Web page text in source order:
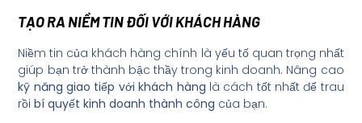
TẠO RA NIỀM TIN ĐỐI VỚI KHÁCH HÀNG
Niềm tin của khách hàng chính là yếu tố quan trọng nhất
giúp bạn trở thành bậc thầy trong kinh doanh. Nâng cao
kỹ năng giao tiếp với khách hàng là cách tốt nhất để trau
rồibí quyết kinh doanh thành công của bạn.